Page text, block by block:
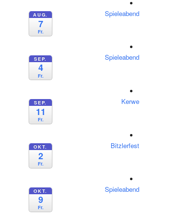
AUG.
7
Fr.
Spieleabend
SEP.
4
Fr.
Spieleabend
SEP.
11
Fr.
Kerwe
OKT.
2
Fr.
Bitzlerfest
OKT.
9
Fr.
Spieleabend